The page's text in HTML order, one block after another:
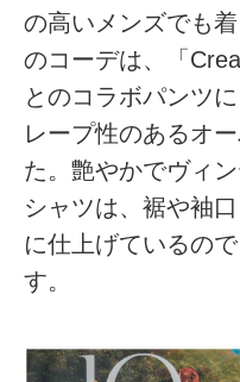
の高いメンズでも
のコーデは、「
とのコラボパンツ
レープ性のあるオ
た。艶やかでヴィ
シャツは、裾や袖
に仕上げているの
す。